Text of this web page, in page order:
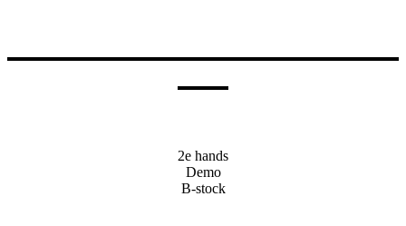
2e hands
Demo
B-stock